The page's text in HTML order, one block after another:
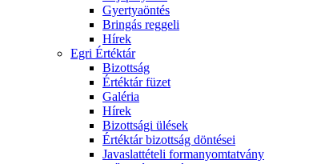
Gyertyaöntés
Bringás reggeli
Hírek
Egri Értéktár
Bizottság
Értéktár füzet
Galéria
Hírek
Bizottsági ülések
Értéktár bizottság döntései
Javaslattételi formanyomtatvány